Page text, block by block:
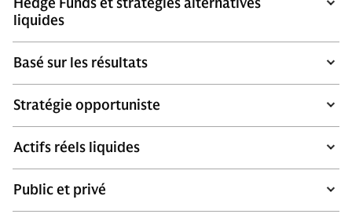
liquides
Basé sur les résultats
Stratégie opportuniste
Actifs réels liquides
Public et privé